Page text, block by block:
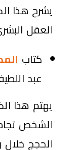
يشرح هذا
العقل
كتاب
عبد
يهتم هذا
الشخص
الحجج